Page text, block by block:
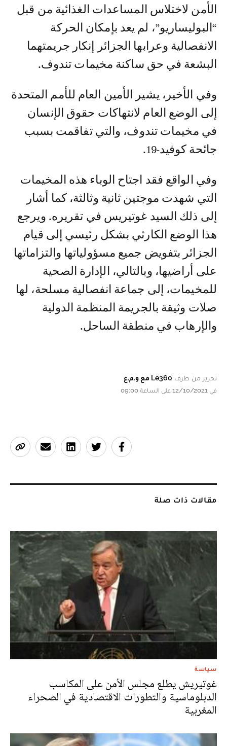
الأمن لاختلاس المساعدات الغذائية من قبل
“البوليساريو”، لم يعد بإمكان الحركة
الانفصالية وعرابها الجزائر إنكار جريمتهما
البشعة في حق ساكنة مخيمات تندوف.
وفي الأخير، يشير الأمين العام للأمم المتحدة
إلى الوضع العام لانتهاكات حقوق الإنسان
في مخيمات تندوف، والتي تفاقمت بسبب
جائحة كوفيد-19.
وفي الواقع فقد اجتاح الوباء هذه المخيمات
التي شهدت موجتين ثانية وثالثة، كما أشار
إلى ذلك السيد غوتيريس في تقريره. ويرجع
هذا الوضع الكارثي بشكل رئيسي إلى قيام
الجزائر بتفويض جميع مسؤولياتها والتزاماتها
على أراضيها، وبالتالي، الإدارة الصحية
للمخيمات، إلى جماعة انفصالية مسلحة، لها
صلات وثيقة بالجريمة المنظمة الدولية
والإرهاب في منطقة الساحل.
تحرير من طرف Le360 مع و.م.ع
في 12/10/2021 على الساعة 09:00
مقالات ذات صلة
سياسة
غوتيريش يطلع مجلس الأمن على المكاسب
الدبلوماسية والتطورات الاقتصادية في الصحراء
المغربية